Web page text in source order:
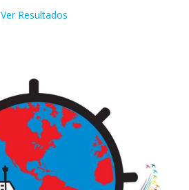
Ver Resultados